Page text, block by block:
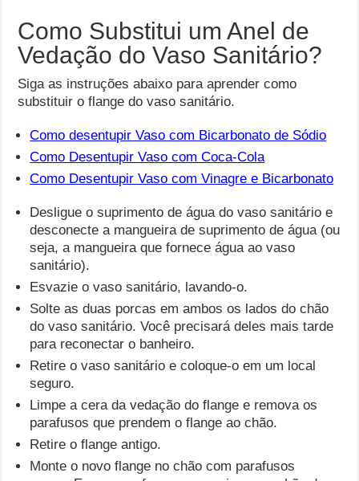
Como Substitui um Anel de
Vedação do Vaso Sanitário?
Siga as instruções abaixo para aprender como
substituir o flange do vaso sanitário.
Como desentupir Vaso com Bicarbonato de Sódio
Como Desentupir Vaso com Coca-Cola
Como Desentupir Vaso com Vinagre e Bicarbonato
Desligue o suprimento de água do vaso sanitário e
desconecte a mangueira de suprimento de água (ou
seja, a mangueira que fornece água ao vaso
sanitário).
Esvazie o vaso sanitário, lavando-o.
Solte as duas porcas em ambos os lados do chão
do vaso sanitário. Você precisará deles mais tarde
para reconectar o banheiro.
Retire o vaso sanitário e coloque-o em um local
seguro.
Limpe a cera da vedação do flange e remova os
parafusos que prendem o flange ao chão.
Retire o flange antigo.
Monte o novo flange no chão com parafusos